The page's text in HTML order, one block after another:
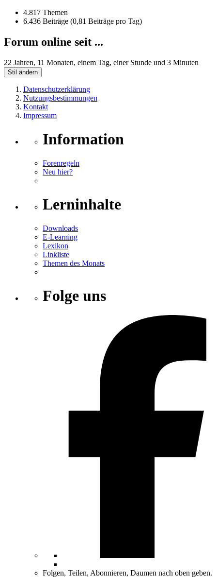
4.817 Themen
6.436 Beiträge (0,81 Beiträge pro Tag)
Forum online seit ...
22 Jahren, 11 Monaten, einem Tag, einer Stunde und 3 Minuten
Stil ändern
Datenschutzerklärung
Nutzungsbestimmungen
Kontakt
Impressum
Information
Forenregeln
Neu hier?
Lerninhalte
Downloads
E-Learning
Lexikon
Linkliste
Themen des Monats
Folge uns
Folgen, Teilen, Abonnieren, Daumen nach oben geben.